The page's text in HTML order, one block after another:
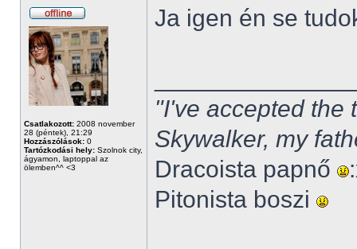
Csatlakozott: 2008 november
28 (péntek), 21:29
Hozzászólások: 0
Tartózkodási hely: Szolnok city,
ágyamon, laptoppal az
ölemben^^ <3
Ja igen én se
"I've accepted the
Skywalker, my
Dracoista papnő
Pitonista boszi